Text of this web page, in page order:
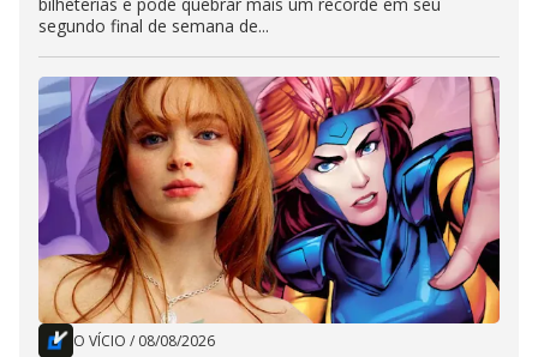
segundo final de semana de...
O VÍCIO / 08/08/2026